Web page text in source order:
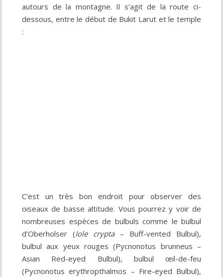
autours de la montagne. Il s’agit de la route ci-
dessous, entre le début de Bukit Larut et le temple
:
C’est un très bon endroit pour observer des
oiseaux de basse altitude. Vous pourrez y voir de
nombreuses espèces de bulbuls comme le bulbul
d’Oberholser (Iole crypta– Buff-vented Bulbul),
bulbul aux yeux rouges (Pycnonotus brunneus –
Asian Red-eyed Bulbul), bulbul œil-de-feu
(Pycnonotus erythropthalmos – Fire-eyed Bulbul),